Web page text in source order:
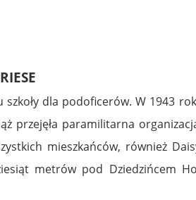
dla podoficerów. W 1943
przejęła paramilitarna
mieszkańców, również
metrów pod Dziedzińcem